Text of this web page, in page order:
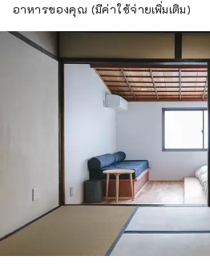
อาหารของคุณ (มีค่าใช้จ่ายเพิ่มเติม)